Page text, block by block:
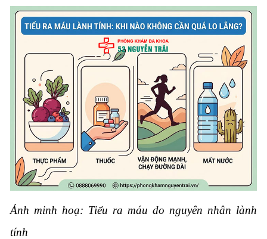
Ảnh minh hoạ: Tiểu ra máu do nguyên nhân lành
tính